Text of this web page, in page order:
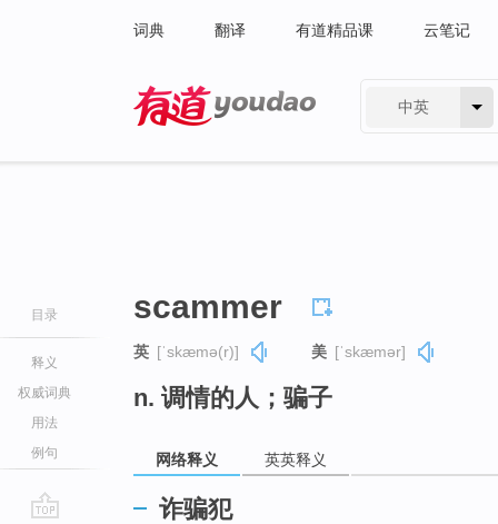
词典 翻译 有道精品课 云笔记
中英
目录
释义
权威词典
用法
例句
scammer
英 [ˈskæmə(r)] 美 [ˈskæmər]
n. 调情的人；骗子
网络释义 英英释义
诈骗犯